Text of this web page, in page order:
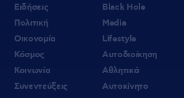
Ειδήσεις
Πολιτική
Οικονομία
Κόσμος
Κοινωνία
Συνεντεύξεις
Black Hole
Media
Lifestyle
Αυτοδιοίκηση
Αθλητικά
Αυτοκίνητο